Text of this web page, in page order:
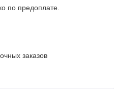
по предоплате.
заказов